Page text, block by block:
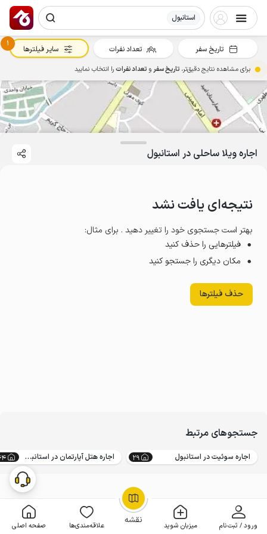
استانبول
نقشه ورود / ثبت‌نام میزبان شوید علاقه‌مندی‌ها صفحه اصلی
OpenStreetMap
اجاره ویلا ساحلی در استانبول
نتیجه‌ای یافت نشد
بهتر است جستجوی خود را تغییر دهید . برای مثال:
فیلترهایی را حذف کنید
مکان دیگری را جستجو کنید
حذف فیلترها
جستجوهای مرتبط
اجاره سوئیت در استانبول 29 اجاره هتل آپارتمان در استانبول
تاریخ سفر تعداد نفرات
1
سایر فیلترها
برای مشاهده نتایج دقیق‌تر، تاریخ سفرو تعداد نفراترا انتخاب نمایید